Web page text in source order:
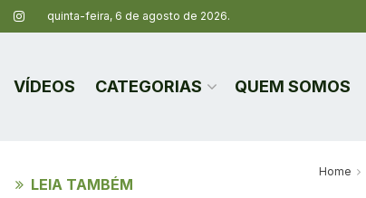
quinta-feira, 6 de agosto de 2026.
VÍDEOS CATEGORIAS QUEM SOMOS
Home
LEIA TAMBÉM